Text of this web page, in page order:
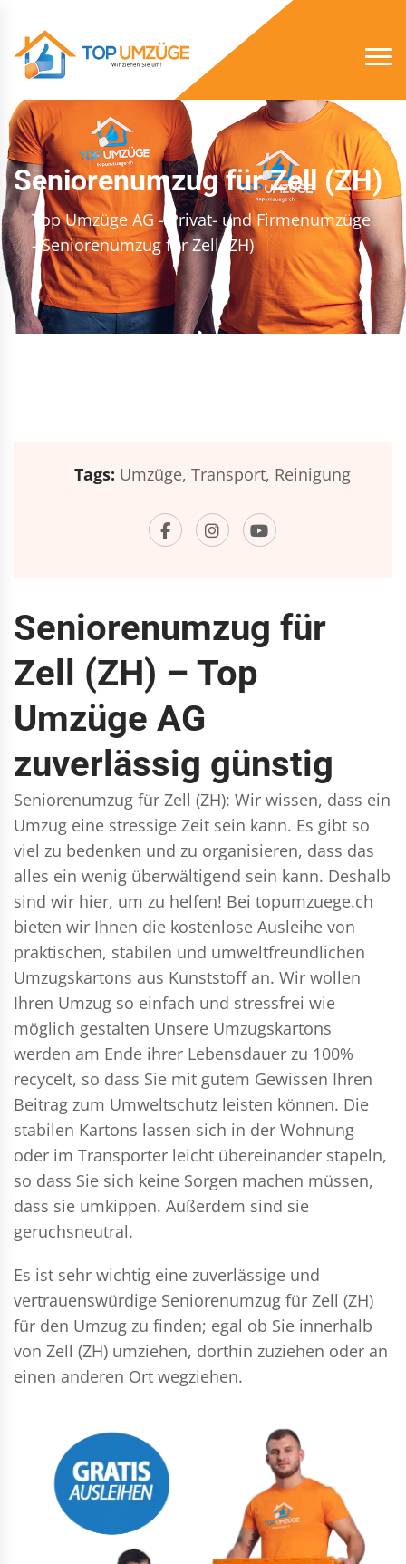
Seniorenumzug für Zell (ZH)
Top Umzüge AG - Privat- und Firmenumzüge
- Seniorenumzug für Zell (ZH)
Tags: Umzüge, Transport, Reinigung
Seniorenumzug für
Zell (ZH) – Top
Umzüge AG
zuverlässig günstig
Seniorenumzug für Zell (ZH): Wir wissen, dass ein
Umzug eine stressige Zeit sein kann. Es gibt so
viel zu bedenken und zu organisieren, dass das
alles ein wenig überwältigend sein kann. Deshalb
sind wir hier, um zu helfen! Bei topumzuege.ch
bieten wir Ihnen die kostenlose Ausleihe von
praktischen, stabilen und umweltfreundlichen
Umzugskartons aus Kunststoff an. Wir wollen
Ihren Umzug so einfach und stressfrei wie
möglich gestalten Unsere Umzugskartons
werden am Ende ihrer Lebensdauer zu 100%
recycelt, so dass Sie mit gutem Gewissen Ihren
Beitrag zum Umweltschutz leisten können. Die
stabilen Kartons lassen sich in der Wohnung
oder im Transporter leicht übereinander stapeln,
so dass Sie sich keine Sorgen machen müssen,
dass sie umkippen. Außerdem sind sie
geruchsneutral.
Es ist sehr wichtig eine zuverlässige und
vertrauenswürdige Seniorenumzug für Zell (ZH)
für den Umzug zu finden; egal ob Sie innerhalb
von Zell (ZH) umziehen, dorthin zuziehen oder an
einen anderen Ort wegziehen.